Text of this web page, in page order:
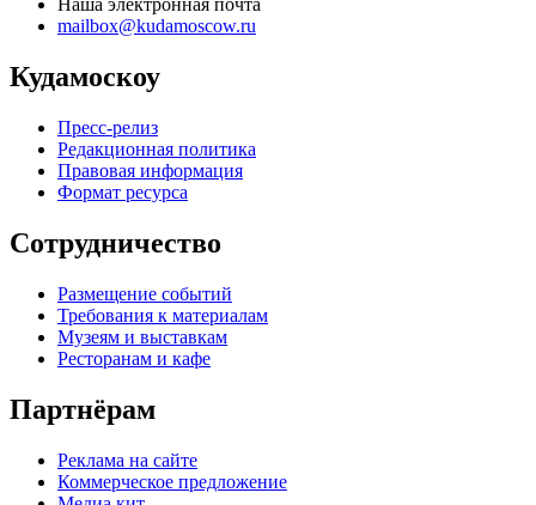
Наша электронная почта
mailbox@kudamoscow.ru
Кудамоскоу
Пресс-релиз
Редакционная политика
Правовая информация
Формат ресурса
Сотрудничество
Размещение событий
Требования к материалам
Музеям и выставкам
Ресторанам и кафе
Партнёрам
Реклама на сайте
Коммерческое предложение